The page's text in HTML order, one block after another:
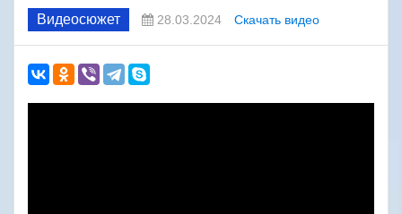
Видеосюжет 28.03.2024 Скачать видео